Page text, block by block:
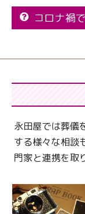
コロナ禍
永田屋では葬儀
する様々な相談
門家と連携を取